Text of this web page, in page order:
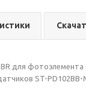
для
ST-PD102BB-